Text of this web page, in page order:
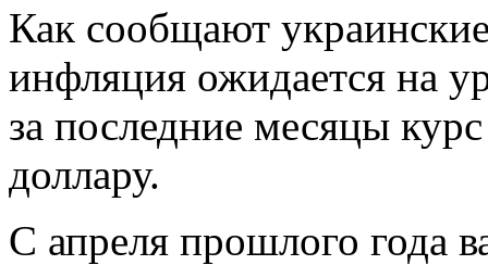
Как сообщают
инфляция ожидается на
за последние месяцы
доллару.
С апреля прошлого года